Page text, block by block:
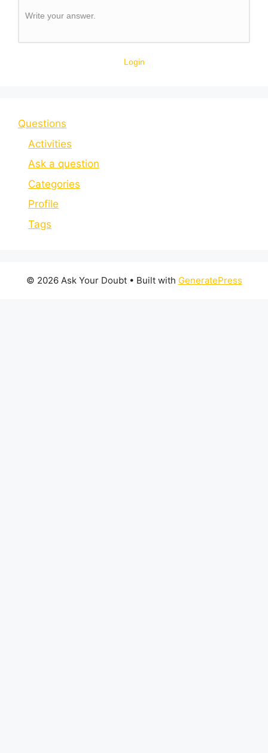
Write your answer.
Login
Questions
Activities
Ask a question
Categories
Profile
Tags
© 2026 Ask Your Doubt• Built with GeneratePress